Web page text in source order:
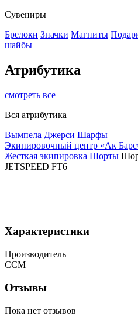
Сувениры
Брелоки Значки Магниты
шайбы
Атрибутика
смотреть все
Вся атрибутика
Вымпела Джерси Шарфы
Экипировочный центр «Ак
Жесткая экипировка Шорты
JETSPEED FT6
Характеристики
Производитель
CCM
Отзывы
Пока нет отзывов